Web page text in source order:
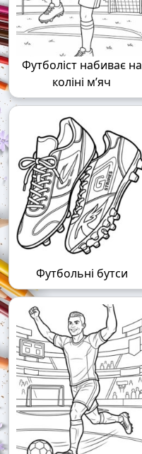
Футболіст набиває на
коліні м’яч
Футбольні бутси